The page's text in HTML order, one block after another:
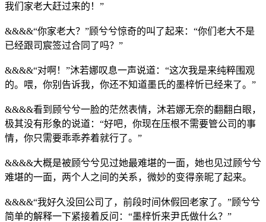
我们家老大赶过来的！”
&&&&“你家老大？”顾兮兮惊奇的叫了起来：“你们老大不是
已经跟司宸签过合同了吗？”
&&&&“对啊！”沐若娜叹息一声说道：“这次我是来纯粹围观
的。喂，你别告诉我，你还不知道墨氏的墨梓忻已经来了。”
&&&&看到顾兮兮一脸的茫然表情，沐若娜无奈的翻翻白眼，
极其没有形象的说道：“好吧，你现在压根不需要管公司的事
情，你只需要乖乖养着就行了。”
&&&&大概是被顾兮兮见过她最难堪的一面，她也见过顾兮兮
难堪的一面，两个人之间的关系，微妙的变得亲昵了起来。
&&&&“我好久没回公司了，前段时间休假回老家了。”顾兮兮
简单的解释一下紧接着反问：“墨梓忻来尹氏做什么？”